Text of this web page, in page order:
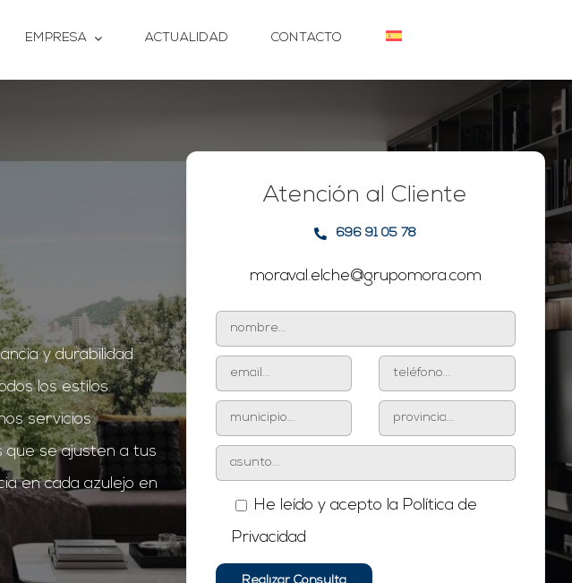
EMPRESA ACTUALIDAD CONTACTO
y durabilidad.
los estilos.
servicios
se ajusten a tus
en cada azulejo en
Atención al Cliente
696 91 05 78
moraval.elche@grupomora.com
He leído y acepto la Política de
Privacidad